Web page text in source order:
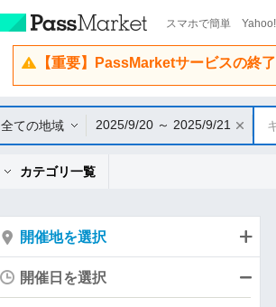
スマホで簡単 Yahoo!
【重要】PassMarketサービスの終
全ての地域 2025/9/20 ～ 2025/9/21
カテゴリ一覧
開催地を選択
開催日を選択